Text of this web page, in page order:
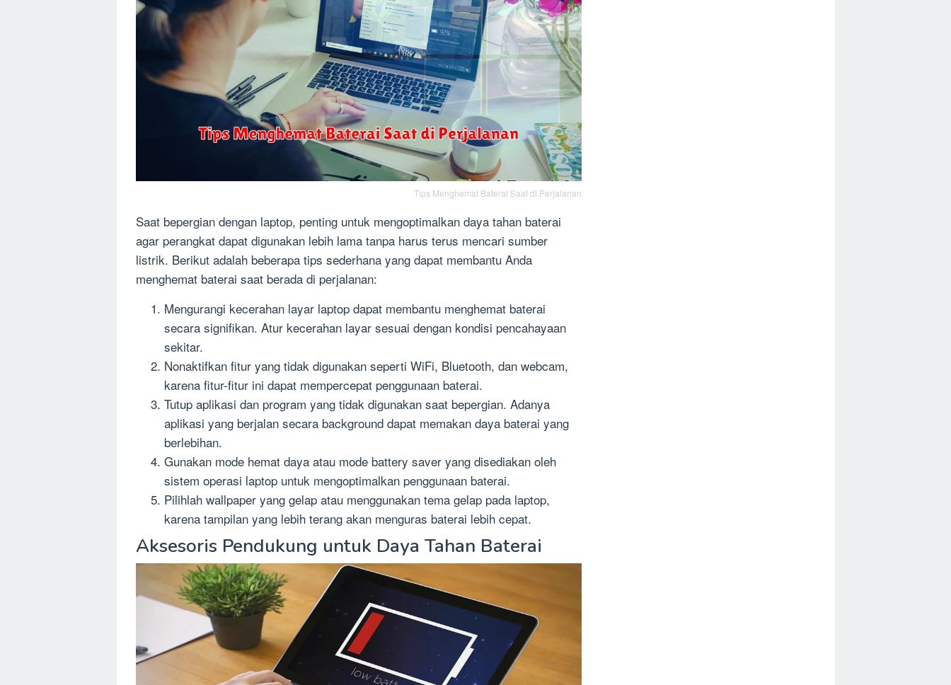
Tips Menghemat Baterai Saat di Perjalanan
Saat bepergian dengan laptop, penting untuk mengoptimalkan daya tahan baterai
agar perangkat dapat digunakan lebih lama tanpa harus terus mencari sumber
listrik. Berikut adalah beberapa tips sederhana yang dapat membantu Anda
menghemat baterai saat berada di perjalanan:
Mengurangi kecerahan layar laptop dapat membantu menghemat baterai
secara signifikan. Atur kecerahan layar sesuai dengan kondisi pencahayaan
sekitar.
Nonaktifkan fitur yang tidak digunakan seperti WiFi, Bluetooth, dan webcam,
karena fitur-fitur ini dapat mempercepat penggunaan baterai.
Tutup aplikasi dan program yang tidak digunakan saat bepergian. Adanya
aplikasi yang berjalan secara background dapat memakan daya baterai yang
berlebihan.
Gunakan mode hemat daya atau mode battery saver yang disediakan oleh
sistem operasi laptop untuk mengoptimalkan penggunaan baterai.
Pilihlah wallpaper yang gelap atau menggunakan tema gelap pada laptop,
karena tampilan yang lebih terang akan menguras baterai lebih cepat.
Aksesoris Pendukung untuk Daya Tahan Baterai